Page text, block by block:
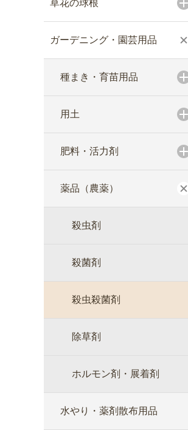
草花の球根
ガーデニング・園芸用品
種まき・育苗用品
用土
肥料・活力剤
薬品（農薬）
殺虫剤
殺菌剤
殺虫殺菌剤
除草剤
ホルモン剤・展着剤
水やり・薬剤散布用品